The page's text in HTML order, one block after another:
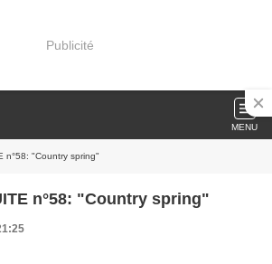
Publicité
MENU
n°58: "Country spring"
n°58: "Country spring"